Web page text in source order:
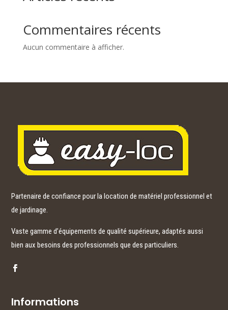
Commentaires récents
Aucun commentaire à afficher.
Partenaire de confiance pour la location de matériel professionnel et
de jardinage.
Vaste gamme d’équipements de qualité supérieure, adaptés aussi
bien aux besoins des professionnels que des particuliers.
Informations